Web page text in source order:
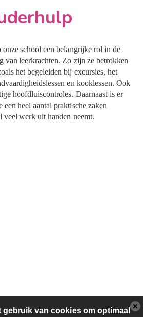
onze school een belangrijke rol in de
van leerkrachten. Zo zijn ze betrokken
het begeleiden bij excursies, het
en kooklessen. Ook
hoofdluiscontroles. Daarnaast is er
een heel aantal praktische zaken
veel werk uit handen neemt.
gebruik van cookies om optimaal